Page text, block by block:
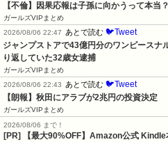
【不倫】因果応報は子孫に向かうって本当？
ガールズVIPまとめ
2026/08/06 22:47
あとで読む 🐦Tweet
ジャンプストアで43億円分のワンピースナ
り返していた32歳女逮捕
ガールズVIPまとめ
2026/08/06 22:43
あとで読む 🐦Tweet
【朗報】秋田にアラブが2兆円の投資決定
ガールズVIPまとめ
2026/08/06 まで！
[PR]
【最大90%OFF】Amazon公式